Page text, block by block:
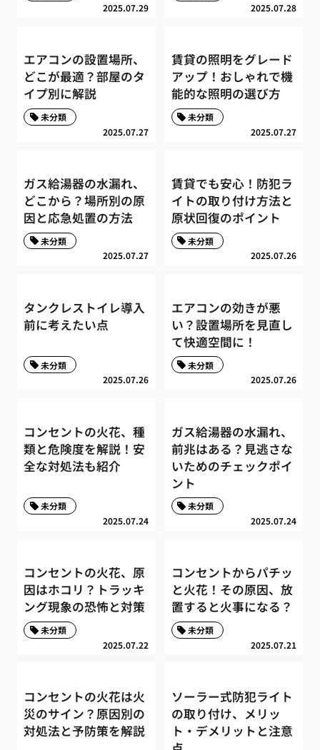
2025.07.29 2025.07.28
エアコンの設置場所、
どこが最適？部屋のタ
イプ別に解説
2025.07.27
未分類
賃貸の照明をグレード
アップ！おしゃれで機
能的な照明の選び方
2025.07.27
未分類
ガス給湯器の水漏れ、
どこから？場所別の原
因と応急処置の方法
2025.07.27
未分類
賃貸でも安心！防犯ラ
イトの取り付け方法と
原状回復のポイント
2025.07.26
未分類
タンクレストイレ導入
前に考えたい点
2025.07.26
未分類
エアコンの効きが悪
い？設置場所を見直し
て快適空間に！
2025.07.26
未分類
コンセントの火花、種
類と危険度を解説！安
全な対処法も紹介
2025.07.24
未分類
ガス給湯器の水漏れ、
前兆はある？見逃さな
いためのチェックポイ
ント
2025.07.24
未分類
コンセントの火花、原
因はホコリ？トラッキ
ング現象の恐怖と対策
2025.07.22
未分類
コンセントからパチッ
と火花！その原因、放
置すると火事になる？
2025.07.21
未分類
コンセントの火花は火
災のサイン？原因別の
対処法と予防策を解説
ソーラー式防犯ライト
の取り付け、メリッ
ト・デメリットと注意